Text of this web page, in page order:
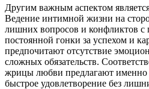
Другим важным аспектом
Ведение интимной жизни на
лишних вопросов и конфликтов с
постоянной гонки за успехом и
предпочитают отсутствие
сложных обязательств.
жрицы любви предлагают именно
быстрое удовлетворение без